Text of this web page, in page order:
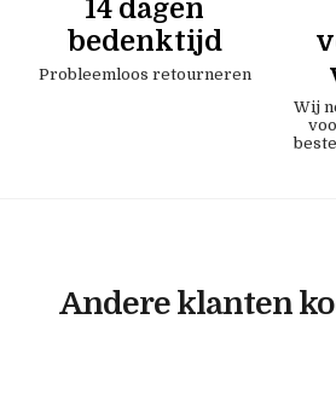
14 dagen
bedenktijd
Probleemloos retourneren
Wij
Andere klanten